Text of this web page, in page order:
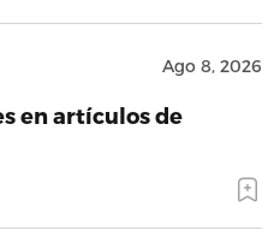
Ago 8, 2026
en artículos de